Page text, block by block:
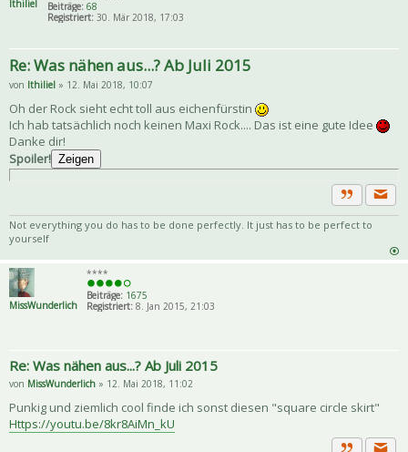
Ithiliel
Beiträge: 68
Registriert: 30. Mär 2018, 17:03
Re: Was nähen aus...? Ab Juli 2015
von Ithiliel » 12. Mai 2018, 10:07
Oh der Rock sieht echt toll aus eichenfürstin
Ich hab tatsächlich noch keinen Maxi Rock.... Das ist eine gute Idee
Danke dir!
Spoiler! Zeigen
Zitat
Not everything you do has to be done perfectly. It just has to be perfect to
yourself
MissWunderlich
****
Beiträge: 1675
Registriert: 8. Jan 2015, 21:03
Re: Was nähen aus...? Ab Juli 2015
von MissWunderlich » 12. Mai 2018, 11:02
Punkig und ziemlich cool finde ich sonst diesen "square circle skirt"
Https://youtu.be/8kr8AiMn_kU